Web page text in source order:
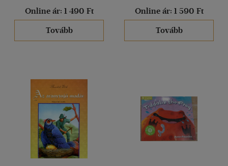
Online ár: 1 490 Ft
Tovább
Online ár: 1 590 Ft
Tovább